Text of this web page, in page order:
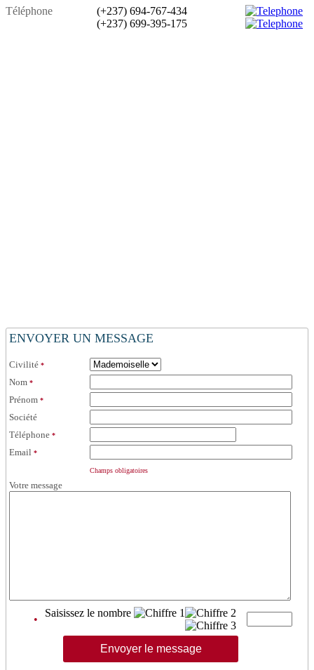
Téléphone
(+237) 694-767-434
(+237) 699-395-175
ENVOYER UN MESSAGE
Civilité *
Nom *
Prénom *
Société
Téléphone *
Email *
Champs obligatoires
Votre message
•
Saisissez le nombre